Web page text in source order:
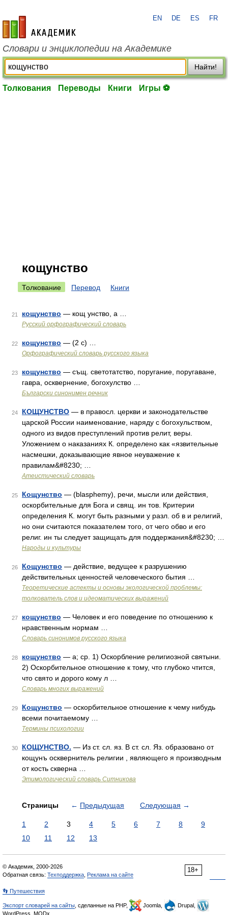
academic.ru
EN DE ES FR
Словари и энциклопедии на Академике
Найти!
Толкования Переводы Книги Игры ⚽
кощунство
Толкование Перевод Книги
21 кощунство — кощ унство, а …
Русский орфографический словарь
22 кощунство — (2 с) …
Орфографический словарь русского языка
23 кощунство — същ. светотатство, поругание, поругаване,
гавра, осквернение, богохулство …
Български синонимен речник
24 КОЩУНСТВО — в правосл. церкви и законодательстве
царской России наименование, наряду с богохульством,
одного из видов преступлений против релит, веры.
Уложением о наказаниях К. определено как «язвительные
насмешки, доказывающие явное неуважение к
правилам&#8230; …
Атеистический словарь
25 Кощунство — (blasphemy), речи, мысли или действия,
оскорбительные для Бога и свящ. ин тов. Критерии
определения К. могут быть разными у разл. об в и религий,
но они считаются показателем того, от чего обво и его
религ. ин ты следует защищать для поддержания&#8230; …
Народы и культуры
26 Кощунство — действие, ведущее к разрушению
действительных ценностей человеческого бытия …
Теоретические аспекты и основы экологической проблемы:
толкователь слов и идеоматических выражений
27 кощунство — Человек и его поведение по отношению к
нравственным нормам …
Словарь синонимов русского языка
28 кощунство — а; ср. 1) Оскорбление религиозной святыни.
2) Оскорбительное отношение к тому, что глубоко чтится,
что свято и дорого кому л …
Словарь многих выражений
29 Кощунство — оскорбительное отношение к чему нибудь
всеми почитаемому …
Термины психологии
30 КОЩУНСТВО. — Из ст. сл. яз. В ст. сл. Яз. образовано от
кощунъ осквернитель религии , являющего я производным
от кость скверна …
Этимологический словарь Ситникова
Страницы ← Предыдущая Следующая →
1 2 3 4 5 6 7 8
9
10
11 12 13
18+
© Академик, 2000-2026
Обратная связь: Техподдержка Реклама на сайте
👣 Путешествия
Экспорт словарей на сайты , сделанные на PHP, Joomla,
Drupal,
WordPress, MODx.